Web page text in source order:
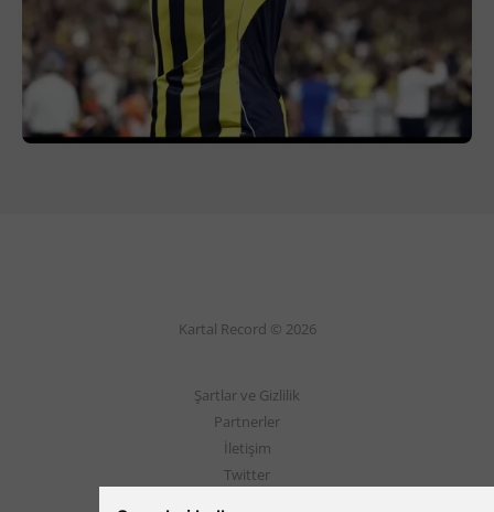
Kartal Record © 2026
Şartlar ve Gizlilik
Partnerler
İletişim
Twitter